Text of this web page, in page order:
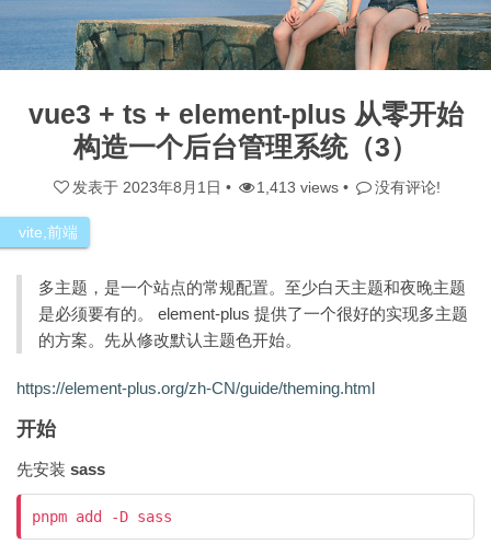
vue3 + ts + element-plus 从零开始
构造一个后台管理系统（3）
发表于 2023年8月1日 • 1,413 views • 没有评论!
vite 前端
多主题，是一个站点的常规配置。至少白天主题和夜晚主题
是必须要有的。 element-plus 提供了一个很好的实现多主题
的方案。先从修改默认主题色开始。
https://element-plus.org/zh-CN/guide/theming.html
开始
先安装 sass
pnpm add -D sass